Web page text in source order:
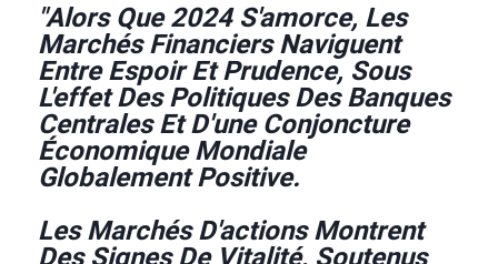
"Alors Que 2024 S'amorce, Les
Marchés Financiers Naviguent
Entre Espoir Et Prudence, Sous
L'effet Des Politiques Des Banques
Centrales Et D'une Conjoncture
Économique Mondiale
Globalement Positive.
Les Marchés D'actions Montrent
Des Signes De Vitalité, Soutenus